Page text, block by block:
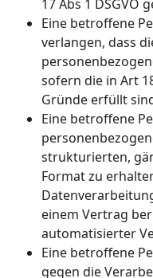
17 Abs 1 DSGVO
Eine betroffene
verlangen, dass
sofern die in Art
Gründe erfüllt
Eine betroffene
strukturierten,
Format zu
einem Vertrag
automatisierter
Eine betroffene
gegen die